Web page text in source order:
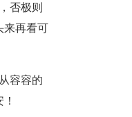
否极则
来再看可
容容的